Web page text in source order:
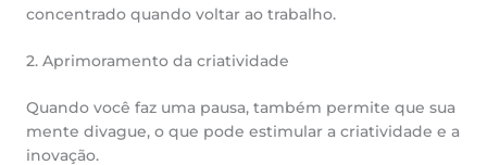
concentrado quando voltar ao trabalho.
2. Aprimoramento da criatividade
Quando você faz uma pausa, também permite que sua
mente divague, o que pode estimular a criatividade e a
inovação.